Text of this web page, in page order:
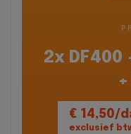
2x DF400
€ 14,50/
exclusief